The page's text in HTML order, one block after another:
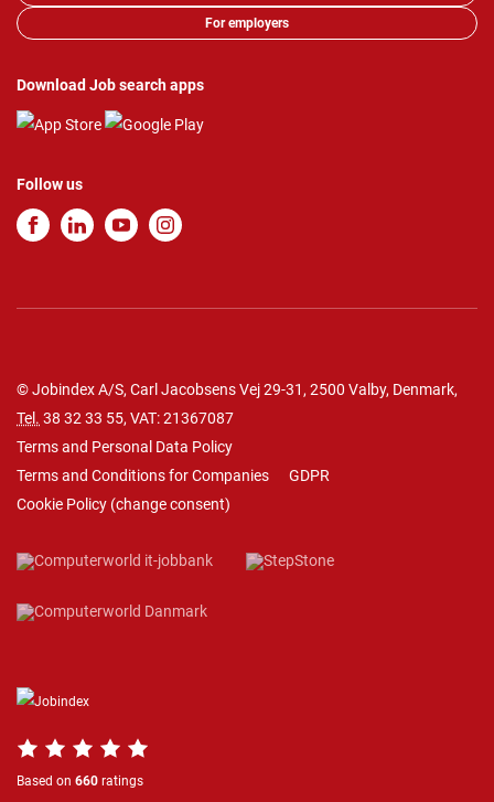
For employers
Download Job search apps
Follow us
© Jobindex A/S, Carl Jacobsens Vej 29-31, 2500 Valby, Denmark,
Tel. 38 32 33 55, VAT: 21367087
Terms and Personal Data Policy
Terms and Conditions for Companies
GDPR
Cookie Policy (change consent)
Based on 660 ratings